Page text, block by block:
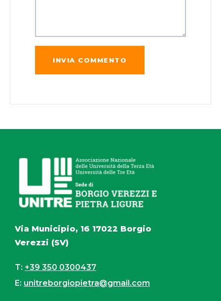
Via Municipio, 16 17022 Borgio
Verezzi (SV)
T: +39 350 0300437
E: unitreborgiopietra@gmail.com